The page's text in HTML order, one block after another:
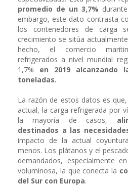
promedio de un 3,7%
embargo, este dato contrasta
los contenedores de carga
crecimiento se sitúa
hecho, el comercio
refrigerados a nivel mundial
1,7% en 2019 alcanzando
toneladas.
La razón de estos datos es
actual, la carga refrigerada por
la mayoría de casos,
destinados a las
impacto de la actual
menos. Los plátanos y el
demandados, especialmente
voluminosa, la que conecta la
del Sur con Europa.